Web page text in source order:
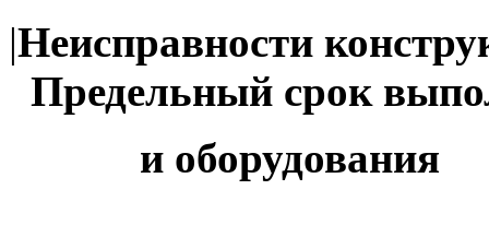
|Неисправности
Предельный срок
и